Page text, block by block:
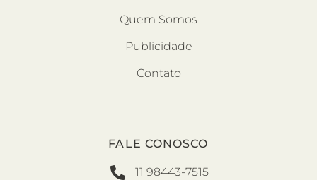
Quem Somos
Publicidade
Contato
FALE CONOSCO
11 98443-7515